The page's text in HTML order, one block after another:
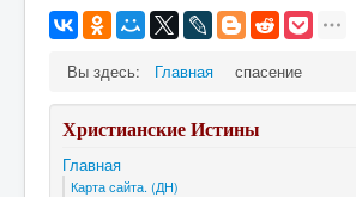
Вы здесь: Главная спасение
Христианские Истины
Главная
Карта сайта. (ДН)